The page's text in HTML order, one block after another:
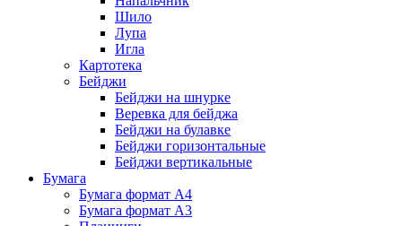
Шило
Лупа
Игла
Картотека
Бейджи
Бейджи на шнурке
Веревка для бейджа
Бейджи на булавке
Бейджи горизонтальные
Бейджи вертикальные
Бумага
Бумага формат А4
Бумага формат А3